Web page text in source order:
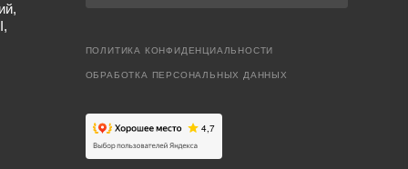
ПОЛИТИКА КОНФИДЕНЦИАЛЬНОСТИ
ОБРАБОТКА ПЕРСОНАЛЬНЫХ ДАННЫХ